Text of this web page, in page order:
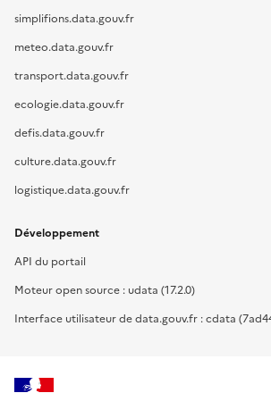
simplifions.data.gouv.fr
meteo.data.gouv.fr
transport.data.gouv.fr
ecologie.data.gouv.fr
defis.data.gouv.fr
culture.data.gouv.fr
logistique.data.gouv.fr
Développement
API du portail
Moteur open source : udata (17.2.0)
Interface utilisateur de data.gouv.fr : cdata